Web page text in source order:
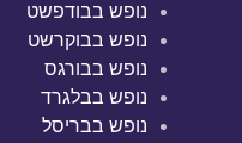
נופש בבודפשט
נופש בבוקרשט
נופש בבורגס
נופש בבלגרד
נופש בבריסל